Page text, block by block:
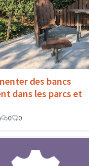
des bancs
dans les parcs et
0 0